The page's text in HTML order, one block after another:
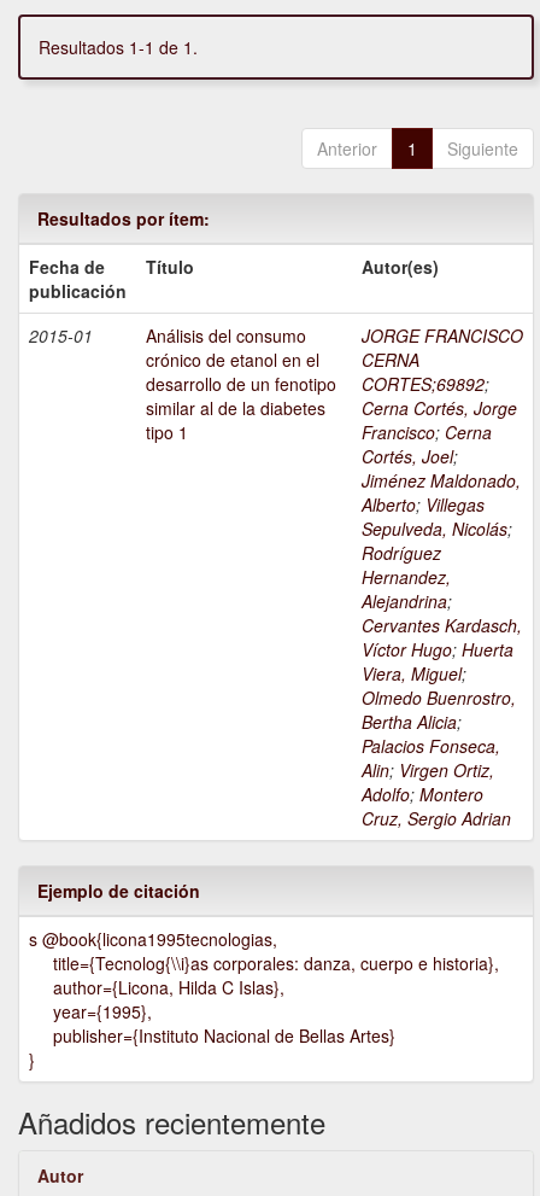
Resultados 1-1 de 1.
Anterior 1 Siguiente
Resultados por ítem:
Fecha de
publicación
Título Autor(es)
2015-01
Análisis del consumo
crónico de etanol en el
desarrollo de un fenotipo
similar al de la diabetes
tipo 1
JORGE FRANCISCO
CERNA
CORTES;69892;
Cerna Cortés, Jorge
Francisco; Cerna
Cortés, Joel;
Jiménez Maldonado,
Alberto; Villegas
Sepulveda, Nicolás;
Rodríguez
Hernandez,
Alejandrina;
Cervantes Kardasch,
Víctor Hugo; Huerta
Viera, Miguel;
Olmedo Buenrostro,
Bertha Alicia;
Palacios Fonseca,
Alin; Virgen Ortiz,
Adolfo; Montero
Cruz, Sergio Adrian
Ejemplo de citación
s @book{licona1995tecnologias,
title={Tecnolog{\\i}as corporales: danza, cuerpo e historia},
author={Licona, Hilda C Islas},
year={1995},
publisher={Instituto Nacional de Bellas Artes}
}
Añadidos recientemente
Autor